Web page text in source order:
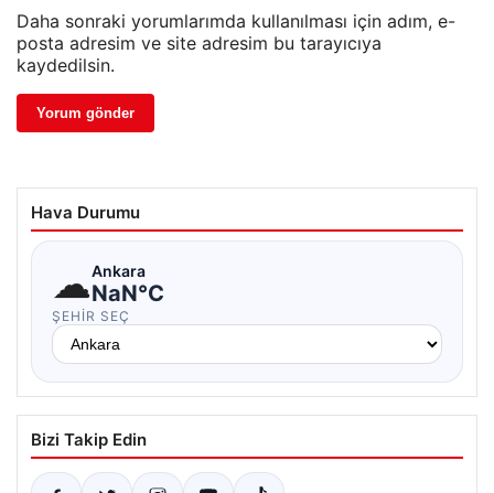
Daha sonraki yorumlarımda kullanılması için adım, e-
posta adresim ve site adresim bu tarayıcıya
kaydedilsin.
Hava Durumu
☁Ankara
NaN°C
ŞEHIR SEÇ
Bizi Takip Edin